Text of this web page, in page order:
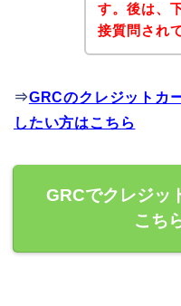
す。後は、
接質問され
⇒GRCのクレジットカ
したい方はこちら
GRCでクレジッ
こち